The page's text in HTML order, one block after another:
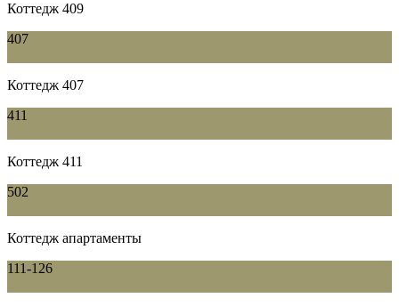
Коттедж 409
407
Коттедж 407
411
Коттедж 411
502
Коттедж апартаменты
111-126